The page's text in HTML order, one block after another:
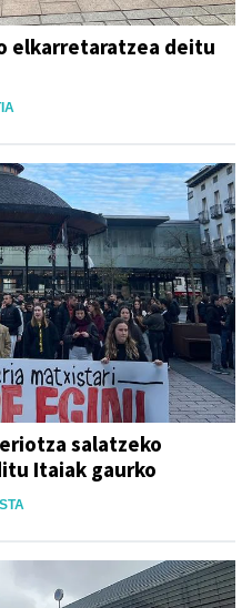
elkarretaratzea deitu
salatzeko
Itaiak gaurko